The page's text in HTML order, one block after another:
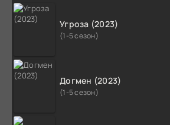
Угроза (2023)
(1-5 сезон)
Догмен (2023)
(1-5 сезон)